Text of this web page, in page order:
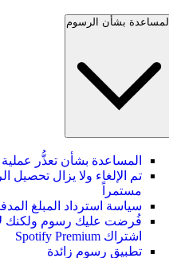
المساعدة بشأن الرسوم
المساعدة بشأن تعذُّر عملية
تم الإلغاء ولا يزال تحصيل
مستمراً
سياسة استرداد المبلغ
فُرضت عليك رسوم ولكنك
اشتراك Spotify Premium
تطبيق رسوم زائدة